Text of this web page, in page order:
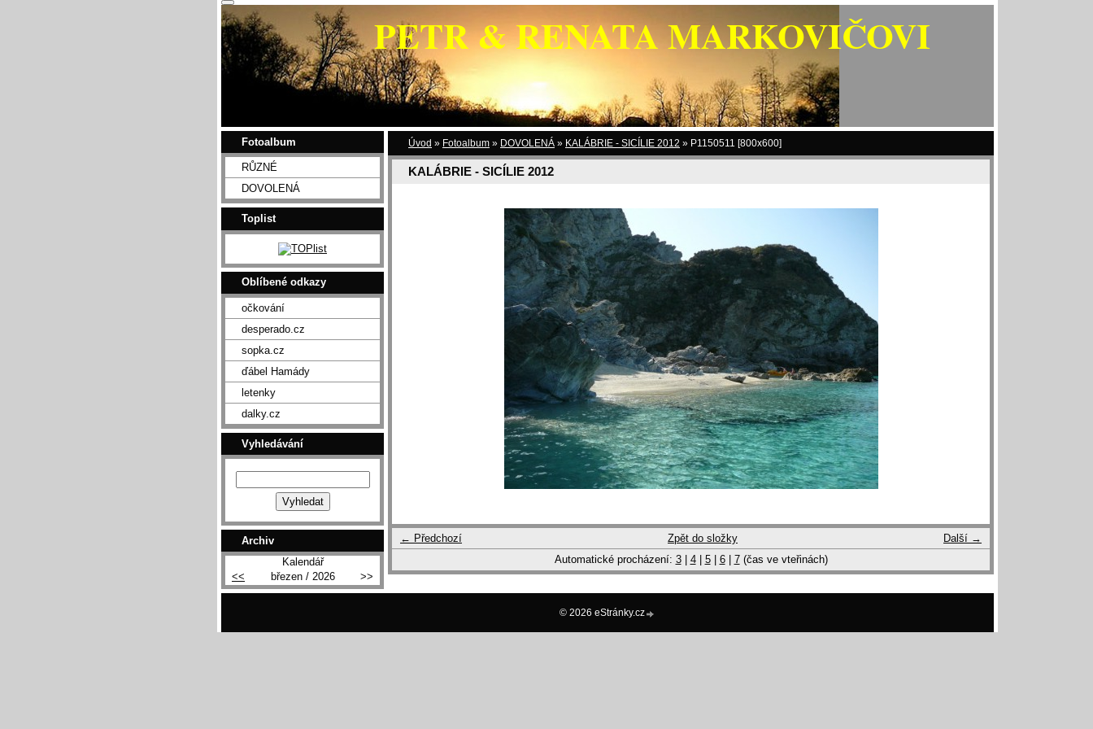
PETR & RENATA MARKOVIČOVI
Úvod » Fotoalbum » DOVOLENÁ » KALÁBRIE - SICÍLIE 2012 » P1150511 [800x600]
KALÁBRIE - SICÍLIE 2012
← Předchozí Další →
Zpět do složky
Automatické procházení: 3| 4| 5| 6| 7(čas ve vteřinách)
Fotoalbum
RŮZNÉ
DOVOLENÁ
Toplist
Oblíbené odkazy
očkování
desperado.cz
sopka.cz
ďábel Hamády
letenky
dalky.cz
Vyhledávání
Archiv
Kalendář
<<
březen / 2026 >>
© 2026 eStránky.cz